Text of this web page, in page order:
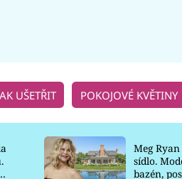
UŠETŘIT POKOJOVÉ KVĚTINY
Meg
sídlo.
bazén,